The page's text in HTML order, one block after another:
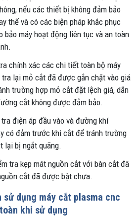
nếu các thiết bị không đảm bảo
thế và có các biện pháp khắc phục
bảo máy hoạt động liên tục và an toàn
chính xác các chi tiết toàn bộ máy
tra lại mỏ cắt đã được gắn chặt vào giá
trường hợp mỏ cắt đặt lệch giá, dẫn
cắt không được đảm bảo.
điện áp đầu vào và đường khí
có đảm trước khi cắt để tránh trường
lại bị ngắt quãng.
tra kẹp mát nguồn cắt với bàn cắt đã
cắt đã được bật chưa.
sử dụng máy cắt plasma cnc
khi sử dụng